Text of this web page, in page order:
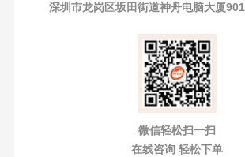
深圳市龙岗区坂田街道神舟电脑大厦901
微信轻松扫一扫
在线咨询 轻松下单